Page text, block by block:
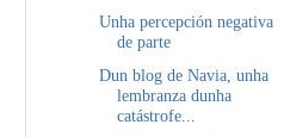
Unha percepción negativa
de parte
Dun blog de Navia, unha
lembranza dunha
catástrofe...